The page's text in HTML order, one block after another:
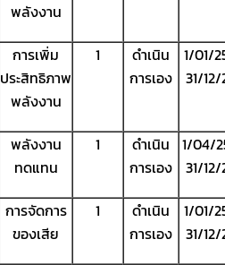
พลังงาน
การเพิ่ม
ประสิทธิภาพ
พลังงาน
1
ดำเนิน
การเอง
1/01/
31/
พลังงาน
ทดแทน
1
ดำเนิน
การเอง
1/04/
31/
การจัดการ
ของเสีย
1
ดำเนิน
การเอง
1/01/
31/